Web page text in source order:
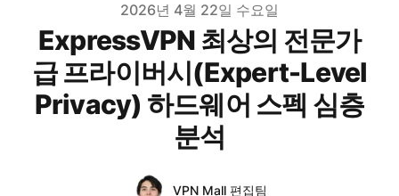
2026년 4월 22일 수요일
ExpressVPN 최상의 전문가
급 프라이버시(Expert-Level
Privacy) 하드웨어 스펙 심층
분석
Name
VPN Mall 편집팀